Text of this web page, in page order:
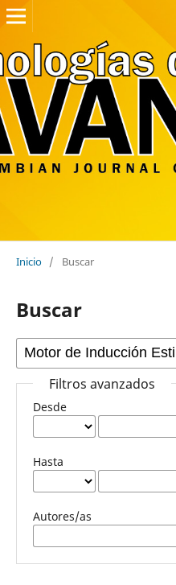
Inicio / Buscar
Buscar
Filtros avanzados
Desde
Hasta
Autores/as